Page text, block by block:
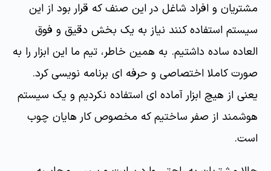
مشتریان و افراد شاغل در این صنف که قرار بود از این
سیستم استفاده کنند نیاز به یک بخش دقیق و فوق
العاده ساده داشتیم. به همین خاطر، تیم ما این ابزار را به
صورت کاملا اختصاصی و حرفه ای برنامه نویسی کرد.
یعنی از هیچ ابزار آماده ای استفاده نکردیم و یک سیستم
هوشمند از صفر ساختیم که مخصوص کار هایان چوب
است.